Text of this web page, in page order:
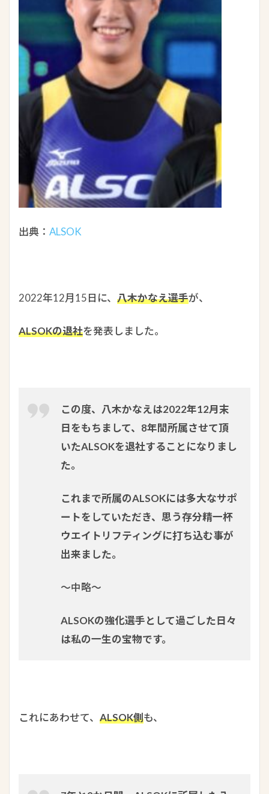
出典： ALSOK
2022年12月15日に、 八木かなえ選手が、
ALSOKの退社を発表しました。
この度、八木かなえは2022年12月末
日をもちまして、8年間所属させて頂
いたALSOKを退社することになりまし
た。
これまで所属のALSOKには多大なサポ
ートをしていただき、思う存分精一杯
ウエイトリフティングに打ち込む事が
出来ました。
～中略～
ALSOKの強化選手として過ごした日々
は私の一生の宝物です。
これにあわせて、 ALSOK側も、